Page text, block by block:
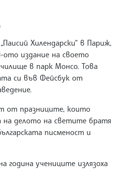
Хилендарски“ в Париж,
ото издание на своето
в парк Монсо. Това
си във Фейсбук от
от празниците, които
делото на светите братя
писменост и
година учениците излязоха